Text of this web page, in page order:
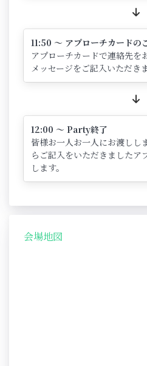
11:50 ～ アプローチカードの
アプローチカードで連絡先を
メッセージをご記入いただきま
12:00 ～ Party終了
皆様お一人お一人にお渡しし
らご記入をいただきましたア
します。
会場地図